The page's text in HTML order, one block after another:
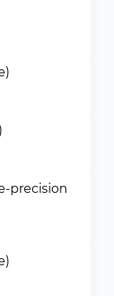
precision